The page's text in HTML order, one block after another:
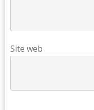
Site web